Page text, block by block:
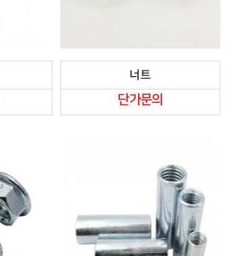
너트
단가문의